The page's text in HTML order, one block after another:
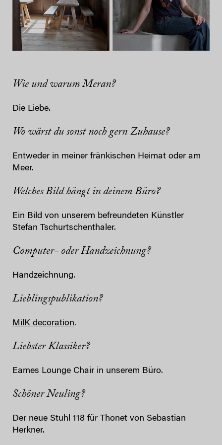
Wie und warum Meran?
Die Liebe.
Wo wärst du sonst noch gern Zuhause?
Entweder in meiner fränkischen Heimat oder am
Meer.
Welches Bild hängt in deinem Büro?
Ein Bild von unserem befreundeten Künstler
Stefan Tschurtschenthaler.
Computer- oder Handzeichnung?
Handzeichnung.
Lieblingspublikation?
MilK decoration.
Liebster Klassiker?
Eames Lounge Chair in unserem Büro.
Schöner Neuling?
Der neue Stuhl 118 für Thonet von Sebastian
Herkner.